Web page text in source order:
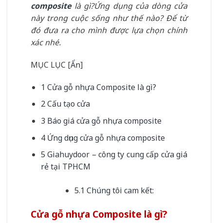
compositelà gì?Ứng dụng của dòng cửa
này trong cuộc sống như thế nào? Để từ
đó đưa ra cho mình được lựa chọn chính
xác nhé.
MỤC LỤC [Ẩn]
1 Cửa gỗ nhựa Composite là gì?
2Cấu tạo cửa
3 Báo giá cửa gỗ nhựa composite
4Ứng dụng cửa gỗ nhựa composite
5 Giahuydoor – công ty cung cấp cửa giá
rẻ tại TPHCM
5.1 Chúng tôi cam kết:
Cửa gỗ nhựa Composite là gì?